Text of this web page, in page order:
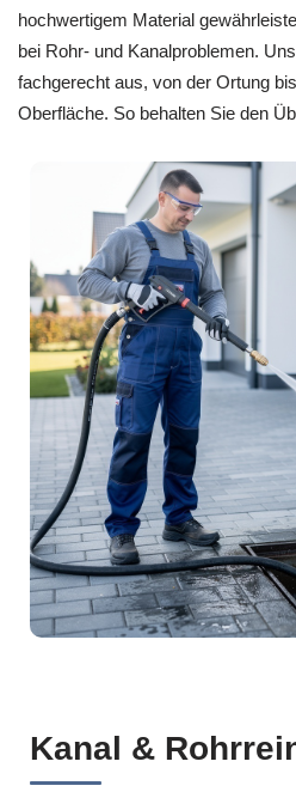
hochwertigem Material
bei Rohr- und Kanalproblemen.
fachgerecht aus, von der Ortung
Oberfläche. So behalten Sie den
Kanal &